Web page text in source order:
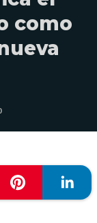
como